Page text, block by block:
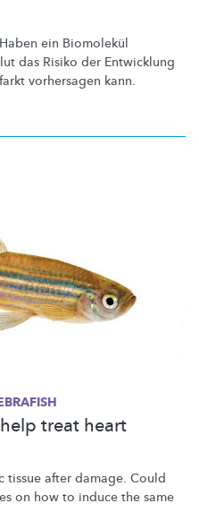
ein Biomolekül
das Risiko der Entwicklung
vorhersagen kann.
treat heart
tissue after damage. Could
on how to induce the same